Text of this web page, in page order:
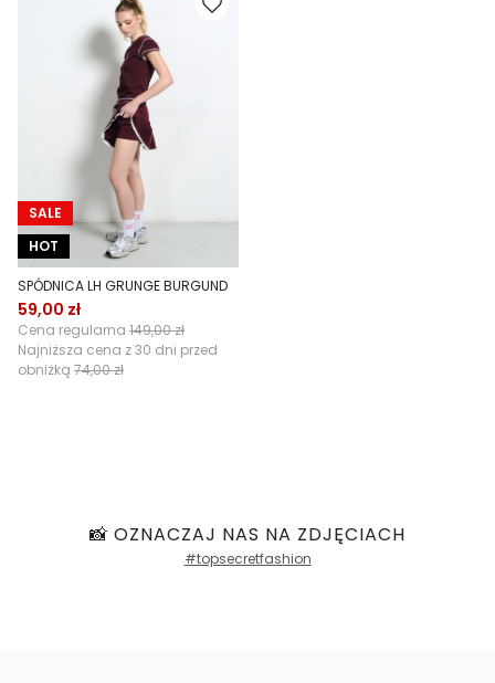
SALE
HOT
SPÓDNICA LH GRUNGE BURGUND
59,00 zł
Cena regularna 149,00 zł
Najniższa cena z 30 dni przed
obniżką 74,00 zł
📸 OZNACZAJ NAS NA ZDJĘCIACH
#topsecretfashion